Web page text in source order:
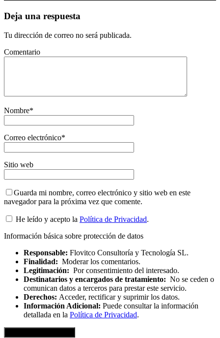
Deja una respuesta
Tu dirección de correo no será publicada.
Comentario
Nombre*
Correo electrónico*
Sitio web
Guarda mi nombre, correo electrónico y sitio web en este
navegador para la próxima vez que comente.
He leído y acepto la Política de Privacidad.
Información básica sobre protección de datos
Responsable: Flovitco Consultoría y Tecnología SL.
Finalidad: Moderar los comentarios.
Legitimación: Por consentimiento del interesado.
Destinatarios y encargados de tratamiento: No se ceden o
comunican datos a terceros para prestar este servicio.
Derechos: Acceder, rectificar y suprimir los datos.
Información Adicional: Puede consultar la información
detallada en la Política de Privacidad.